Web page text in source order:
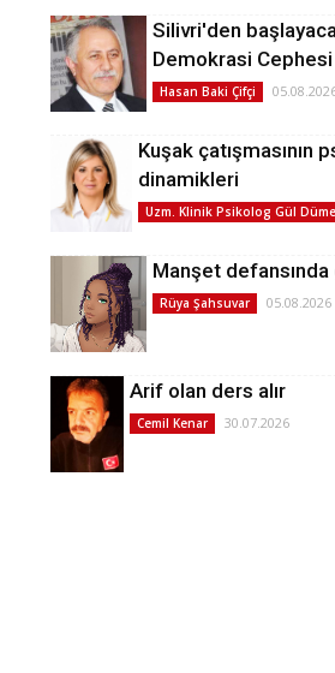
Silivri'den
Demokrasi Cephesi
Hasan Baki Çifçi
Kuşak çatışmasının
dinamikleri
Uzm. Klinik Psikolog Gül
Manşet
Rüya Şahsuvar 05.08.2026
Arif olan ders alır
Cemil Kenar 30.07.2026